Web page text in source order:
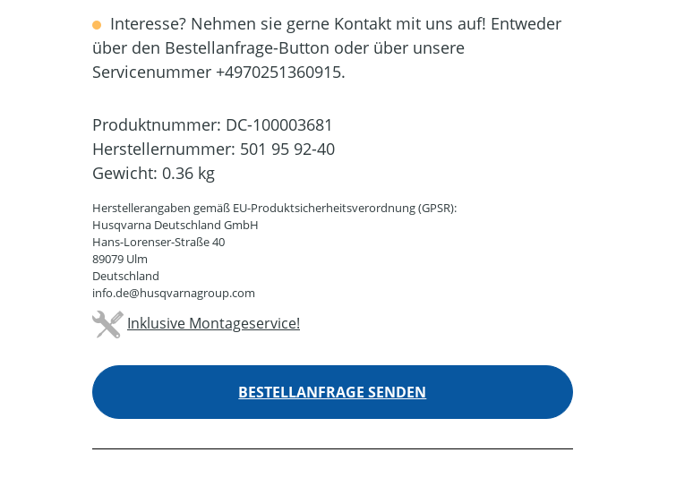
Interesse? Nehmen sie gerne Kontakt mit uns auf! Entweder
über den Bestellanfrage-Button oder über unsere
Servicenummer +4970251360915.
Produktnummer: DC-100003681
Herstellernummer: 501 95 92-40
Gewicht: 0.36 kg
Herstellerangaben gemäß EU-Produktsicherheitsverordnung (GPSR):
Husqvarna Deutschland GmbH
Hans-Lorenser-Straße 40
89079 Ulm
Deutschland
info.de@husqvarnagroup.com
Inklusive Montageservice!
BESTELLANFRAGE SENDEN